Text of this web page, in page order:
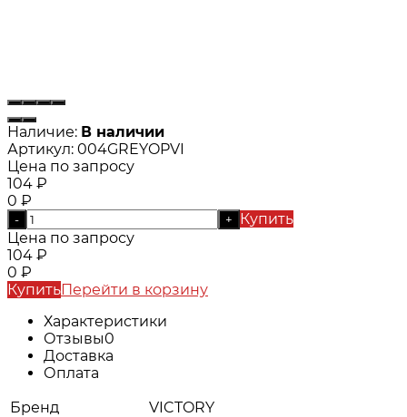
Наличие: В наличии
Артикул: 004GREYOPVI
Цена по запросу
104 ₽
0 ₽
- +
Купить
Цена по запросу
104 ₽
0 ₽
КупитьПерейти в корзину
Характеристики
Отзывы0
Доставка
Оплата
Бренд
VICTORY